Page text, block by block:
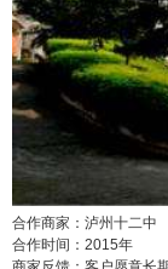
合作商家：泸州十二中
合作时间：2015年